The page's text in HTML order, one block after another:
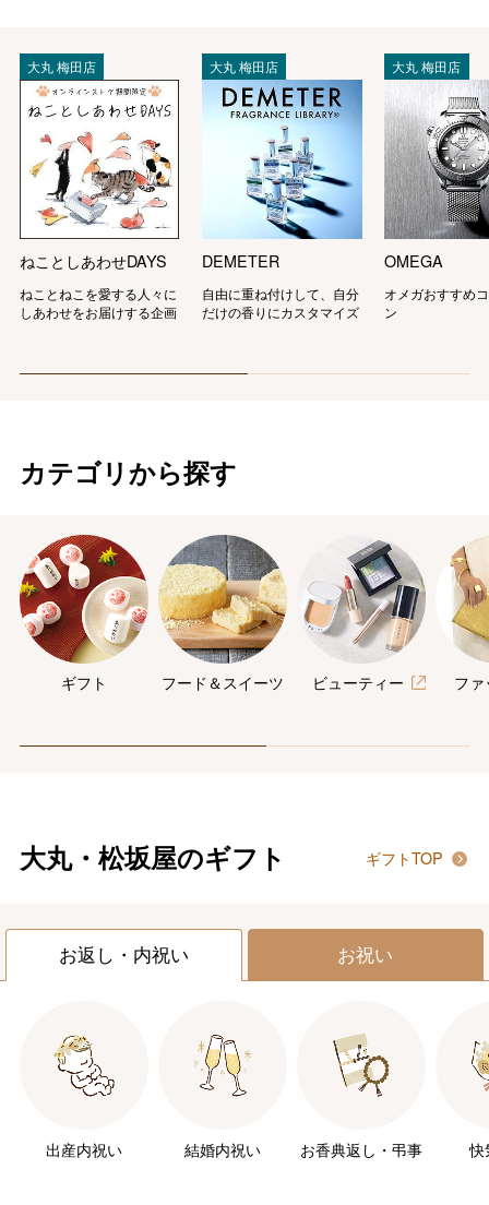
大丸 梅田店
ねことしあわせDAYS
ねことねこを愛する人々に
しあわせをお届けする企画
大丸 梅田店
DEMETER
自由に重ね付けして、自分
だけの香りにカスタマイズ
大丸 梅田店
OMEGA
オメガおすすめ
ン
カテゴリから探す
ギフト フード＆スイーツ ビューティー フ
大丸・松坂屋のギフト ギフトTOP
お返し・内祝い お祝い
出産内祝い 結婚内祝い お香典返し・弔事 快